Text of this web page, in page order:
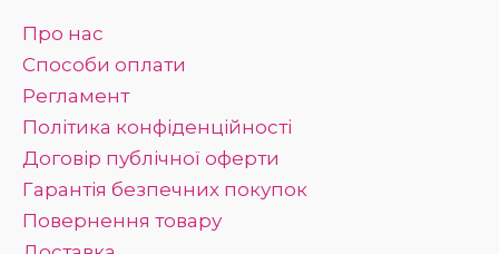
Про нас
Способи оплати
Регламент
Політика конфіденційності
Договір публічної оферти
Гарантія безпечних покупок
Повернення товару